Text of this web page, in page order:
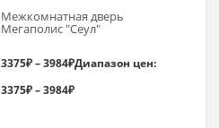
Межкомнатная дверь
Мегаполис "Сеул"
3375₽–3984₽Диапазон цен:
3375₽ – 3984₽